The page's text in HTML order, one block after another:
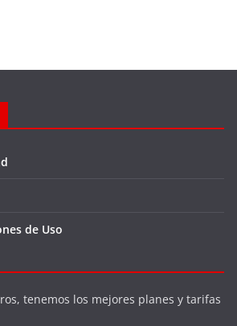
de Uso
tenemos los mejores planes y tarifas